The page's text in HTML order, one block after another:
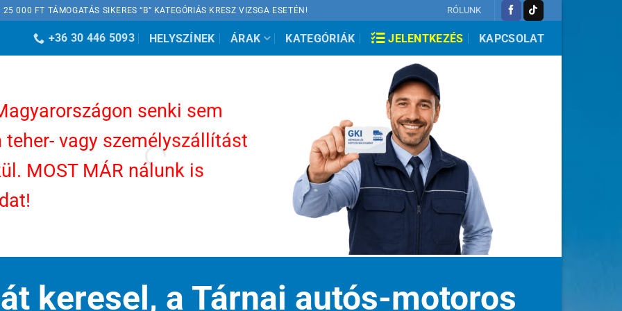
25 000 FT TÁMOGATÁS SIKERES “B” KATEGÓRIÁS KRESZ VIZSGA ESETÉN! RÓLUNK
+36 30 446 5093 HELYSZÍNEK ÁRAK KATEGÓRIÁK JELENTKEZÉS KAPCSOLAT
senki sem
vagy személyszállítást
MOST MÁR nálunk is
keresel, a Tárnai autós-motoros